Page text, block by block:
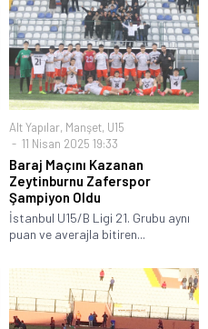
Alt Yapılar, Manşet, U15
11 Nisan 2025 19:33
Baraj Maçını Kazanan
Zeytinburnu Zaferspor
Şampiyon Oldu
İstanbul U15/B Ligi 21. Grubu aynı
puan ve averajla bitiren...